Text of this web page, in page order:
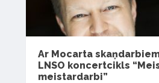
Ar Mocarta
LNSO koncertcikls
meistardarbi”